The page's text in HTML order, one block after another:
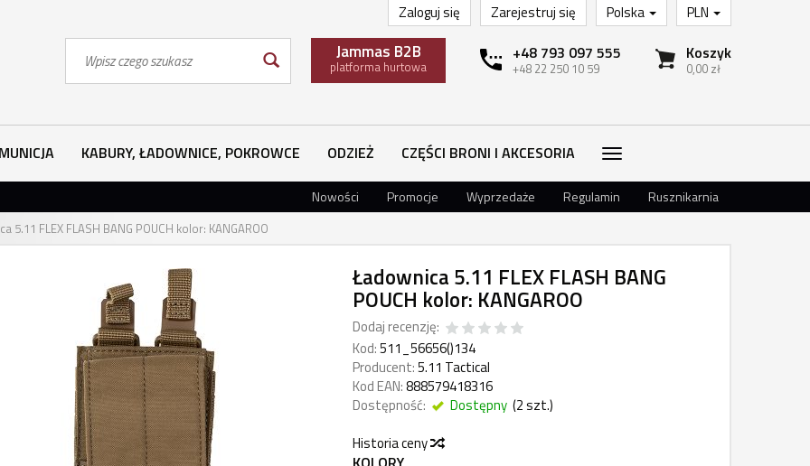
PLN
Polska
Zarejestruj się
Zaloguj się
Koszyk
0,00 zł
+48 793 097 555
+48 22 250 10 59
Jammas B2B
platforma hurtowa
KABURY, ŁADOWNICE, POKROWCE ODZIEŻ CZĘŚCI BRONI I AKCESORIA
Nowości Promocje Wyprzedaże Regulamin Rusznikarnia
5.11 FLEX FLASH BANG POUCH kolor: KANGAROO
Ładownica 5.11 FLEX FLASH BANG
POUCH kolor: KANGAROO
Dodaj recenzję:
Kod:511_56656()134
Producent:5.11 Tactical
Kod EAN:888579418316
Dostępność:
Dostępny (2szt.)
Historia ceny